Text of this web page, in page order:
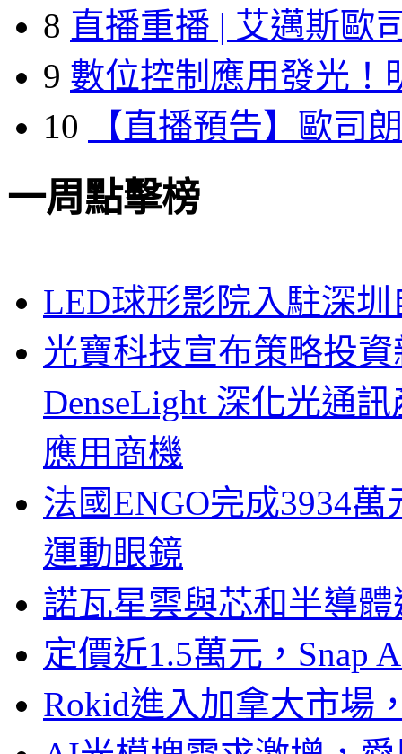
8 直播重播 | 艾邁斯歐
9 數位控制應用發光！
10
【直播預告】歐司
一周點擊榜
LED球形影院入駐深
光寶科技宣布策略投
DenseLight 深化光通
應用商機
法國ENGO完成3934
運動眼鏡
諾瓦星雲與芯和半導
定價近1.5萬元，Snap
Rokid進入加拿大市場